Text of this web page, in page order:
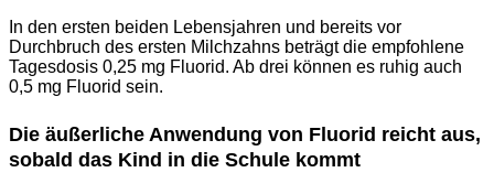
In den ersten beiden Lebensjahren und bereits vor
Durchbruch des ersten Milchzahns beträgt die empfohlene
Tagesdosis 0,25 mg Fluorid. Ab drei können es ruhig auch
0,5 mg Fluorid sein.
Die äußerliche Anwendung von Fluorid reicht aus,
sobald das Kind in die Schule kommt